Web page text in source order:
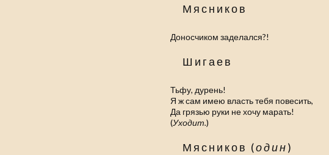
Мясников
Доносчиком заделался?!
Шигаев
Тьфу, дурень!
Я ж сам имею власть тебя повесить,
Да грязью руки не хочу марать!
(Уходит.)
Мясников (один)